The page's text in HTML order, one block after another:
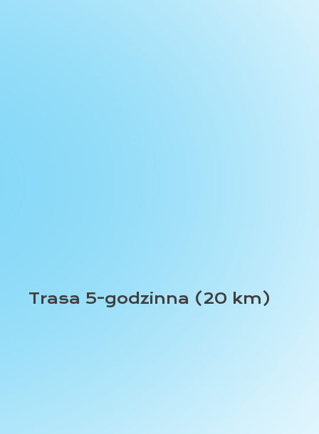
Trasa 5-godzinna (20 km)